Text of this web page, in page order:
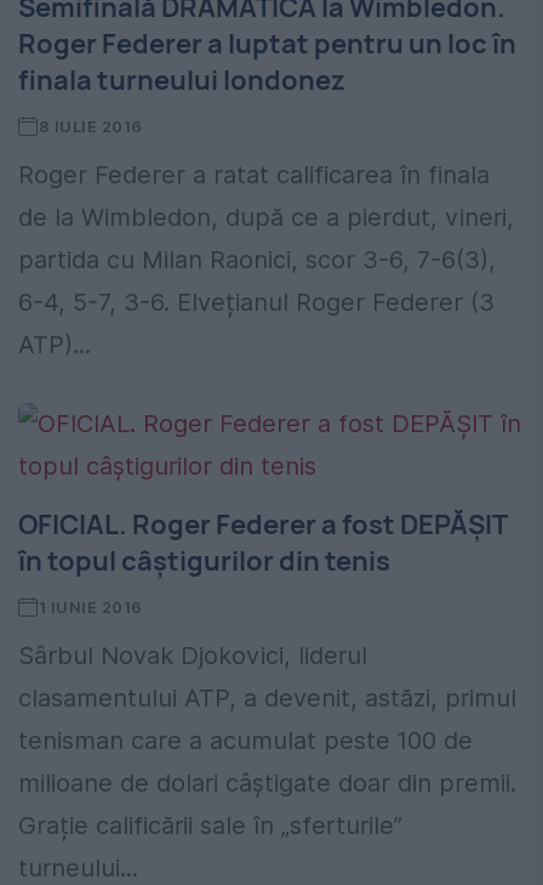
Semifinală DRAMATICĂ la Wimbledon.
Roger Federer a luptat pentru un loc în
finala turneului londonez
8 IULIE 2016
Roger Federer a ratat calificarea în finala
de la Wimbledon, după ce a pierdut, vineri,
partida cu Milan Raonici, scor 3-6, 7-6(3),
6-4, 5-7, 3-6. Elvețianul Roger Federer (3
ATP)...
OFICIAL. Roger Federer a fost DEPĂȘIT
în topul câștigurilor din tenis
1 IUNIE 2016
Sârbul Novak Djokovici, liderul
clasamentului ATP, a devenit, astăzi, primul
tenisman care a acumulat peste 100 de
milioane de dolari câștigate doar din premii.
Grație calificării sale în „sferturile”
turneului...